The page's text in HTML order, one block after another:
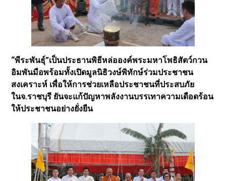
“พีระพันธุ์”เป็นประธานพิธีหล่อองค์พระมหาโพธิสัตว์กวน
อิมพันมือพร้อมทั้งเปิดมูลนิธิวงษ์พิทักษ์ร่วมประชาชน
สงเคราะห์ เพื่อให้การช่วยเหลือประชาชนที่ประสบภัย
ในจ.ราชบุรี ยันจะแก้ปัญหาพลังงานบรรเทาความเดือดร้อน
ให้ประชาชนอย่างยั่งยืน